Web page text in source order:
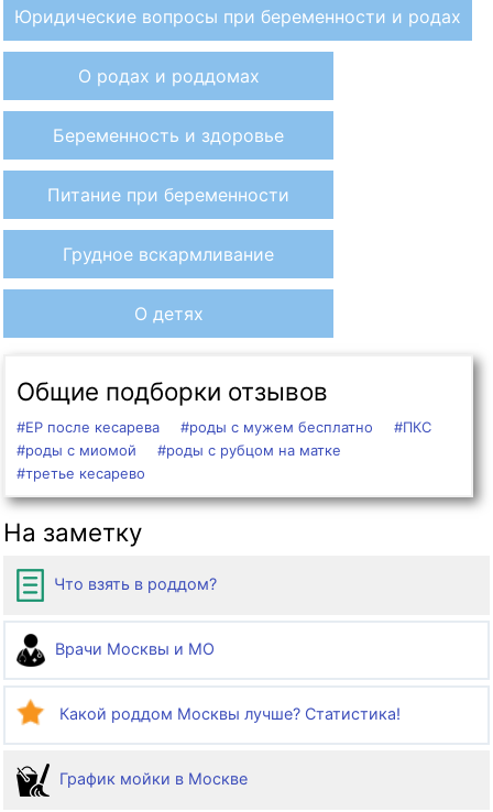
Юридические вопросы при беременности и родах
О родах и роддомах
Беременность и здоровье
Питание при беременности
Грудное вскармливание
О детях
Общие подборки отзывов
#ЕР после кесарева #роды с мужем бесплатно
#ПКС
#роды с миомой
#роды с рубцом на матке
#третье кесарево
На заметку
Что взять в роддом?
Врачи Москвы и МО
Какой роддом Москвы лучше? Статистика!
График мойки в Москве